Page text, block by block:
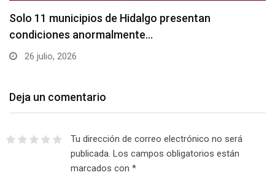
Solo 11 municipios de Hidalgo presentan
condiciones anormalmente…
26 julio, 2026
Deja un comentario
Tu dirección de correo electrónico no será
publicada. Los campos obligatorios están
marcados con *